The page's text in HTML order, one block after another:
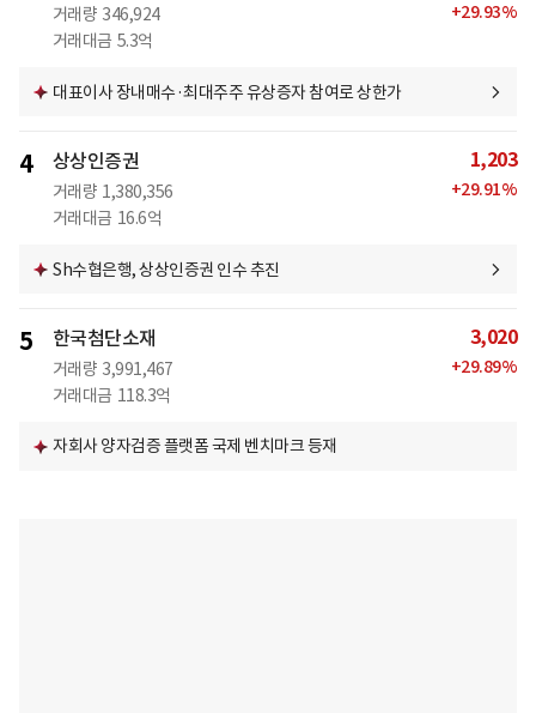
거래량 346,924
거래대금 5.3억
+29.93%
대표이사 장내매수·최대주주 유상증자 참여로 상한가
4 상상인증권
거래량 1,380,356
거래대금 16.6억
1,203
+29.91%
Sh수협은행, 상상인증권 인수 추진
5 한국첨단소재
거래량 3,991,467
거래대금 118.3억
3,020
+29.89%
자회사 양자검증 플랫폼 국제 벤치마크 등재